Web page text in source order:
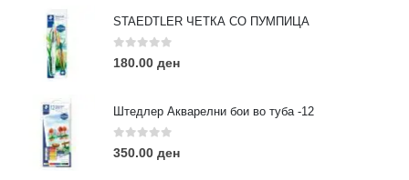
STAEDTLER ЧЕТКА СО ПУМПИЦА
0 out of 5
180.00 ден
Штедлер Акварелни бои во туба -12
0out of 5
350.00 ден